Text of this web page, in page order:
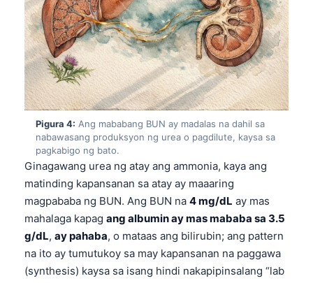
Pigura 4: Ang mababang BUN ay madalas na dahil sa
nabawasang produksyon ng urea o pagdilute, kaysa sa
pagkabigo ng bato.
Ginagawang urea ng atay ang ammonia, kaya ang
matinding kapansanan sa atay ay maaaring
magpababa ng BUN. Ang BUN na 4 mg/dL ay mas
mahalaga kapag ang albumin ay mas mababa sa 3.5
g/dL, ay pahaba, o mataas ang bilirubin; ang pattern
na ito ay tumutukoy sa may kapansanan na paggawa
(synthesis) kaysa sa isang hindi nakapipinsalang “lab